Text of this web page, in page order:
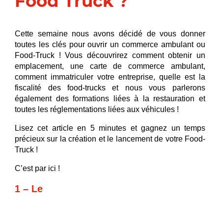
Cette semaine nous avons décidé de vous donner
toutes les clés pour ouvrir un commerce ambulant ou
Food-Truck ! Vous découvrirez comment obtenir un
emplacement, une carte de commerce ambulant,
comment immatriculer votre entreprise, quelle est la
fiscalité des food-trucks et nous vous parlerons
également des formations liées à la restauration et
toutes les réglementations liées aux véhicules !
Lisez cet article en 5 minutes et gagnez un temps
précieux sur la création et le lancement de votre Food-
Truck !
C’est par ici !
1 – Le